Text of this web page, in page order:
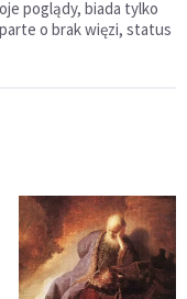
poglądy, biada tylko
o brak więzi, status